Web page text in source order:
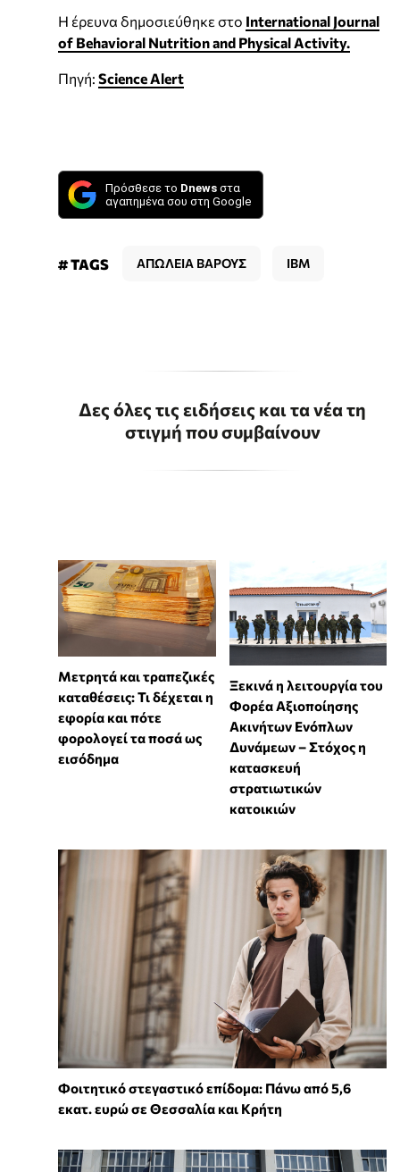
Η έρευνα δημοσιεύθηκε στο International Journal
of Behavioral Nutrition and Physical Activity.
Πηγή: Science Alert
Πρόσθεσε το Dnews στα
αγαπημένα σου στη Google
# TAGS ΑΠΩΛΕΙΑ ΒΑΡΟΥΣ IBM
Δες όλες τις ειδήσεις και τα νέα τη
στιγμή που συμβαίνουν
Μετρητά και τραπεζικές
καταθέσεις: Τι δέχεται η
εφορία και πότε
φορολογεί τα ποσά ως
εισόδημα
Ξεκινά η λειτουργία του
Φορέα Αξιοποίησης
Ακινήτων Ενόπλων
Δυνάμεων – Στόχος η
κατασκευή
στρατιωτικών
κατοικιών
Φοιτητικό στεγαστικό επίδομα: Πάνω από 5,6
εκατ. ευρώ σε Θεσσαλία και Κρήτη